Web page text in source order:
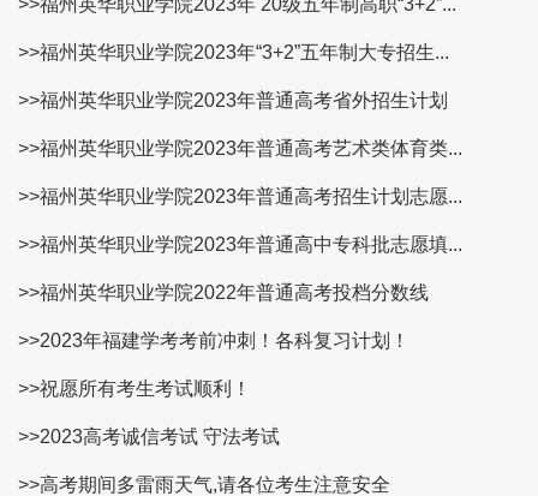
>>福州英华职业学院2023年 20级五年制高职“3+2”...
>>福州英华职业学院2023年“3+2”五年制大专招生...
>>福州英华职业学院2023年普通高考省外招生计划
>>福州英华职业学院2023年普通高考艺术类体育类...
>>福州英华职业学院2023年普通高考招生计划志愿...
>>福州英华职业学院2023年普通高中专科批志愿填...
>>福州英华职业学院2022年普通高考投档分数线
>>2023年福建学考考前冲刺！各科复习计划！
>>祝愿所有考生考试顺利！
>>2023高考诚信考试 守法考试
>>高考期间多雷雨天气,请各位考生注意安全